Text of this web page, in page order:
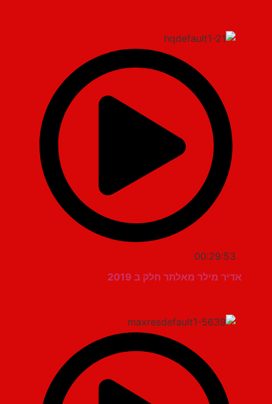
00:29:53
אדיר מילר מאלתר חלק ב 2019